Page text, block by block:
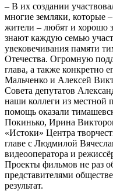
– В их создании
многие земляки, которые
жители – любят и хорошо
знают каждую семью
увековечивания памяти
Отечества. Огромную
глава, а также конкретно
Мальченко и Алексей
Совета депутатов
наши коллеги из
помощь оказали
Покинько, Ирина
«Истоки» Центра
главе с Людмилой
видеооператора и
Проекты фильмов не раз
представителями
результат.